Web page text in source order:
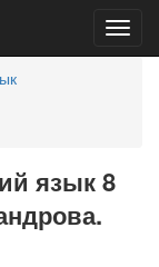
язык 8